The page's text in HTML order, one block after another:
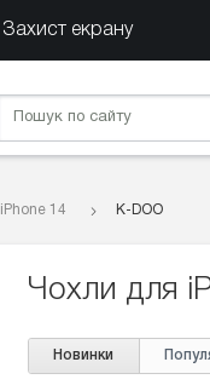
Захист екрану
iPhone 14 K-DOO
Чохли для
Новинки